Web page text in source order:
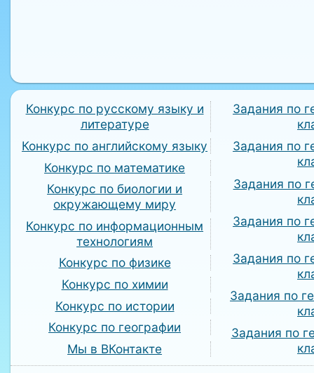
Конкурс по русскому языку и
литературе
Конкурс по английскому языку
Конкурс по математике
Конкурс по биологии и
окружающему миру
Конкурс по информационным
технологиям
Конкурс по физике
Конкурс по химии
Конкурс по истории
Конкурс по географии
Мы в ВКонтакте
Задания по
Задания по
Задания по
Задания по
Задания по
Задания по
Задания по